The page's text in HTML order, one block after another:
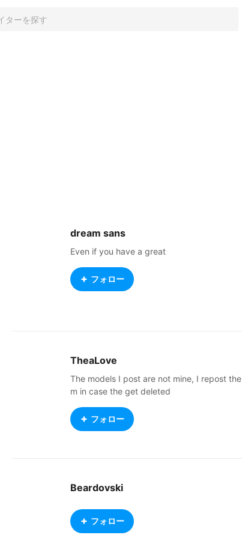
dream sans
Even if you have a great
フォロー
TheaLove
The models I post are not mine, I repost the
m in case the get deleted
フォロー
Beardovski
フォロー